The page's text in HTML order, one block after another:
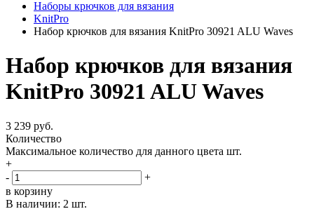
Наборы крючков для вязания
KnitPro
Набор крючков для вязания KnitPro 30921 ALU Waves
Набор крючков для вязания
KnitPro 30921 ALU Waves
3 239 руб.
Количество
Максимальное количество для данного цвета шт.
+
-
+
в корзину
В наличии: 2 шт.